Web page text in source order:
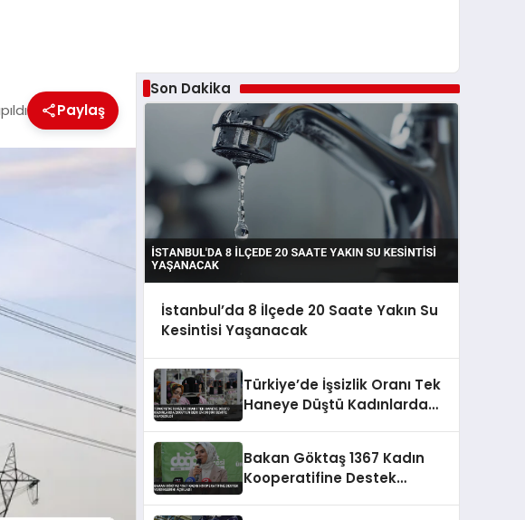
Paylaş
Son Dakika
İstanbul’da 8 İlçede 20 Saate Yakın Su
Kesintisi Yaşanacak
Türkiye’de İşsizlik Oranı Tek
Haneye Düştü Kadınlarda
Bakan Göktaş 1367 Kadın
Kooperatifine Destek